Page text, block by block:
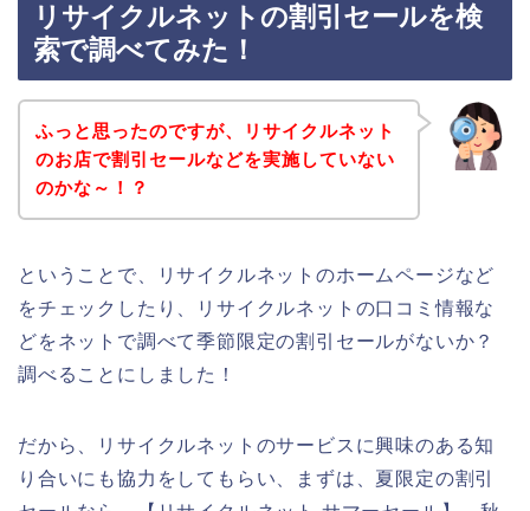
リサイクルネットの割引セールを検
索で調べてみた！
ふっと思ったのですが、リサイクルネット
のお店で割引セールなどを実施していない
のかな～！？
ということで、リサイクルネットのホームページなど
をチェックしたり、リサイクルネットの口コミ情報な
どをネットで調べて季節限定の割引セールがないか？
調べることにしました！
だから、リサイクルネットのサービスに興味のある知
り合いにも協力をしてもらい、まずは、夏限定の割引